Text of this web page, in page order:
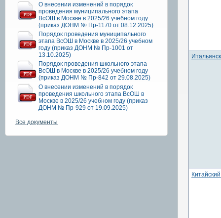
О внесении изменений в порядок
проведения муниципального этапа
ВсОШ в Москве в 2025/26 учебном году
(приказ ДОНМ № Пр-1170 от 08.12.2025)
Порядок проведения муниципального
этапа ВсОШ в Москве в 2025/26 учебном
году (приказ ДОНМ № Пр-1001 от
13.10.2025)
Порядок проведения школьного этапа
ВсОШ в Москве в 2025/26 учебном году
(приказ ДОНМ № Пр-842 от 29.08.2025)
О внесении изменений в порядок
проведения школьного этапа ВсОШ в
Москве в 2025/26 учебном году (приказ
ДОНМ № Пр-929 от 19.09.2025)
Все документы